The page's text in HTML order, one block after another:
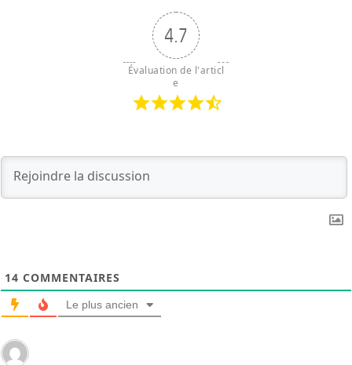
4.7
Évaluation de l'articl
e
14 COMMENTAIRES
Le plus ancien